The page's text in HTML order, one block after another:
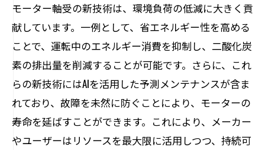
モーター軸受の新技術は、環境負荷の低減に大きく貢
献しています。一例として、省エネルギー性を高める
ことで、運転中のエネルギー消費を抑制し、二酸化炭
素の排出量を削減することが可能です。さらに、これ
らの新技術にはAIを活用した予測メンテナンスが含ま
れており、故障を未然に防ぐことにより、モーターの
寿命を延ばすことができます。これにより、メーカー
やユーザーはリソースを最大限に活用しつつ、持続可